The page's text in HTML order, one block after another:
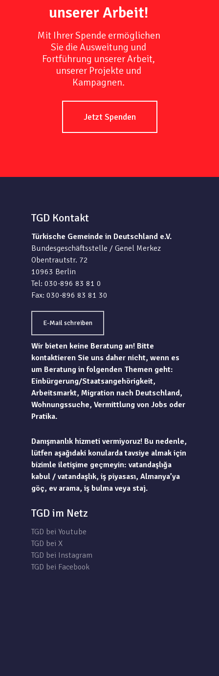
unserer Arbeit!
Mit Ihrer Spende ermöglichen
Sie die Ausweitung und
Fortführung unserer Arbeit,
unserer Projekte und
Kampagnen.
Jetzt Spenden
TGD Kontakt
Türkische Gemeinde in Deutschland e.V.
Bundesgeschäftsstelle / Genel Merkez
Obentrautstr. 72
10963 Berlin
Tel: 030-896 83 81 0
Fax: 030-896 83 81 30
E-Mail schreiben
Wir bieten keine Beratung an! Bitte
kontaktieren Sie uns daher nicht, wenn es
um Beratung in folgenden Themen geht:
Einbürgerung/Staatsangehörigkeit,
Arbeitsmarkt, Migration nach Deutschland,
Wohnungssuche, Vermittlung von Jobs oder
Pratika.
Danışmanlık hizmeti vermiyoruz! Bu nedenle,
lütfen aşağıdaki konularda tavsiye almak için
bizimle iletişime geçmeyin: vatandaşlığa
kabul / vatandaşlık, iş piyasası, Almanya’ya
göç, ev arama, iş bulma veya staj.
TGD im Netz
TGD bei Youtube
TGD bei X
TGD bei Instagram
TGD bei Facebook